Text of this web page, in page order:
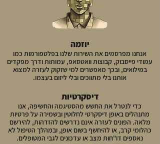
יוזמה
אנחנו מפרסמים את השירות שלנו בפלטפורמות כמו
עמודי פייסבוק, קבוצות וואטסאפ, עמותות ודרך מפקדים
במילואים, ובכך מאפשרים למי שזקוק לעזרה למצוא
אותנו בלי מתווכים ובלי ליזום בעצמו.
דיסקרטיות
כדי לנטרל את החשש מהסטיגמה והחשיפה, אנו
מתנהלים באופן דיסקרטי לחלוטין ובשמירה על פרטיות
מלאה. הפונים לעזרה אינם נדרשים להזדהות, להירשם
כהלומי קרב, או להיחשף בשום אופן, ובמהלך הטיפול לא
נאספים דו"חות מצב או עדכונים לגבי המטופלים.